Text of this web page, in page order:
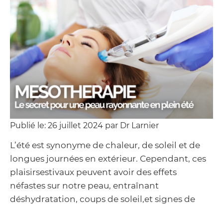
Publié le: 26 juillet 2024 par Dr Larnier
L’été est synonyme de chaleur, de soleil et de
longues journées en extérieur. Cependant, ces
plaisirsestivaux peuvent avoir des effets
néfastes sur notre peau, entraînant
déshydratation, coups de soleil,et signes de